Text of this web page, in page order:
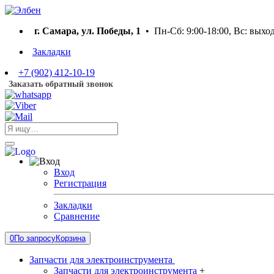
г. Самара, ул. Победы, 1
• Пн-Сб: 9:00-18:00, Вс:
Закладки
+7 (902) 412-10-19
Заказать обратный звонок
Вход
Регистрация
Закладки
Сравнение
0По запросуКорзина
Запчасти для электроинструмента
Запчасти для электроинструмента +